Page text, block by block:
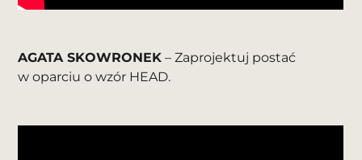
AGATA SKOWRONEK – Zaprojektuj postać
w oparciu o wzór HEAD.